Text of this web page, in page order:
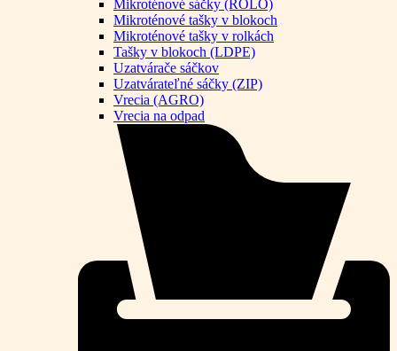
Mikroténové sáčky (ROLO)
Mikroténové tašky v blokoch
Mikroténové tašky v rolkách
Tašky v blokoch (LDPE)
Uzatvárače sáčkov
Uzatvárateľné sáčky (ZIP)
Vrecia (AGRO)
Vrecia na odpad